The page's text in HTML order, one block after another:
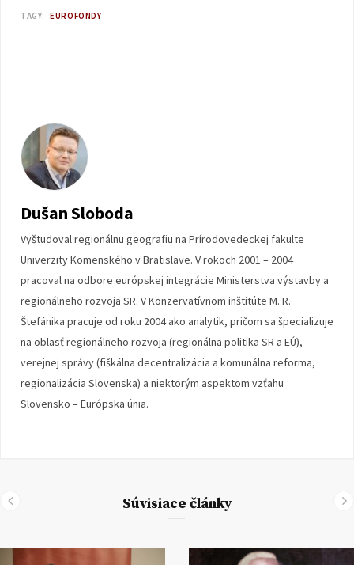
TAGY: EUROFONDY
Dušan Sloboda
Vyštudoval regionálnu geografiu na Prírodovedeckej fakulte
Univerzity Komenského v Bratislave. V rokoch 2001 – 2004
pracoval na odbore európskej integrácie Ministerstva výstavby a
regionálneho rozvoja SR. V Konzervatívnom inštitúte M. R.
Štefánika pracuje od roku 2004 ako analytik, pričom sa špecializuje
na oblasť regionálneho rozvoja (regionálna politika SR a EÚ),
verejnej správy (fiškálna decentralizácia a komunálna reforma,
regionalizácia Slovenska) a niektorým aspektom vzťahu
Slovensko – Európska únia.
Súvisiace články